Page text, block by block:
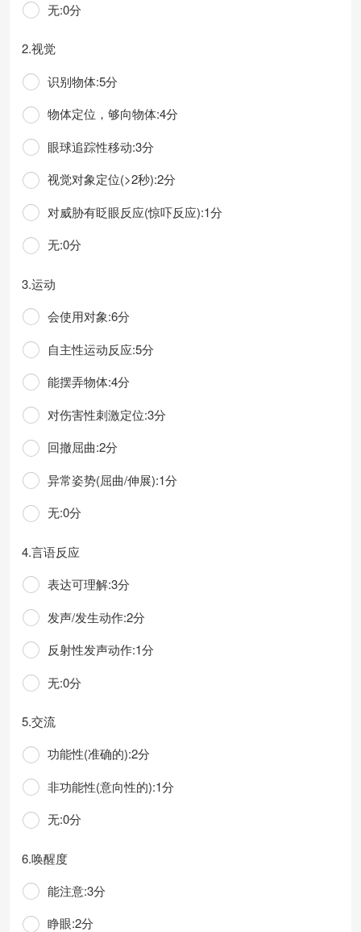
无:0分
2.视觉
识别物体:5分
物体定位，够向物体:4分
眼球追踪性移动:3分
视觉对象定位(>2秒):2分
对威胁有眨眼反应(惊吓反应):1分
无:0分
3.运动
会使用对象:6分
自主性运动反应:5分
能摆弄物体:4分
对伤害性刺激定位:3分
回撤屈曲:2分
异常姿势(屈曲/伸展):1分
无:0分
4.言语反应
表达可理解:3分
发声/发生动作:2分
反射性发声动作:1分
无:0分
5.交流
功能性(准确的):2分
非功能性(意向性的):1分
无:0分
6.唤醒度
能注意:3分
睁眼:2分